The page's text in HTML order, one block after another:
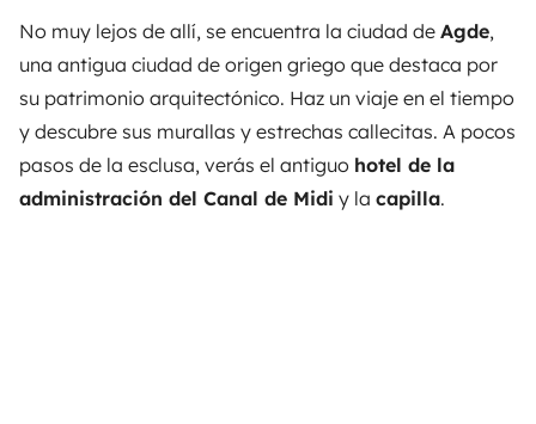
No muy lejos de allí, se encuentra la ciudad de Agde,
una antigua ciudad de origen griego que destaca por
su patrimonio arquitectónico. Haz un viaje en el tiempo
y descubre sus murallas y estrechas callecitas. A pocos
pasos de la esclusa, verás el antiguo hotel de la
administración del Canal de Midi y la capilla.